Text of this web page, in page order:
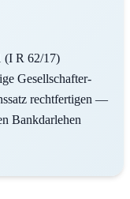
(I R 62/17)
Gesellschafter-
rechtfertigen —
Bankdarlehen